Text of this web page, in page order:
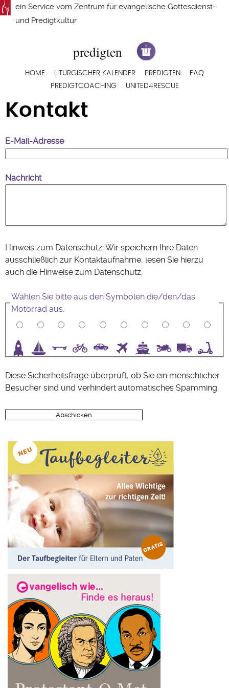
Direkt
zum
ein Service vom Zentrum für evangelische Gottesdienst-
und Predigtkultur
Hauptnavigation
HOME LITURGISCHER KALENDER PREDIGTEN
FAQ
PREDIGTCOACHING
UNITED4RESCUE
Kontakt
E-Mail-Adresse
Nachricht
Hinweis zum Datenschutz: Wir speichern Ihre Daten
ausschließlich zur Kontaktaufnahme, lesen Sie hierzu
auch die Hinweise zum Datenschutz.
Wählen Sie bitte aus den Symbolen die/den/das
Motorrad aus.
Diese Sicherheitsfrage überprüft, ob Sie ein menschlicher
Besucher sind und verhindert automatisches Spamming.